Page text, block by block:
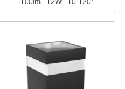
1100lm 12W 10-120°